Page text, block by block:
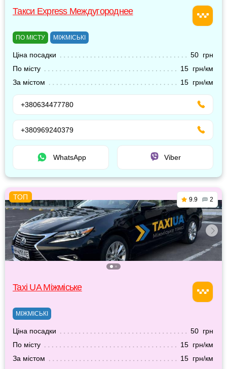
Такси Express Междугороднее
ПО МІСТУ МІЖМІСЬКІ
Ціна посадки
50 грн
По місту
15 грн/км
За містом
15 грн/км
+380634477780
+380969240379
WhatsApp Viber
9.9 2
Taxi UA Міжміське
МІЖМІСЬКІ
Ціна посадки
50 грн
По місту
15 грн/км
За містом
15 грн/км